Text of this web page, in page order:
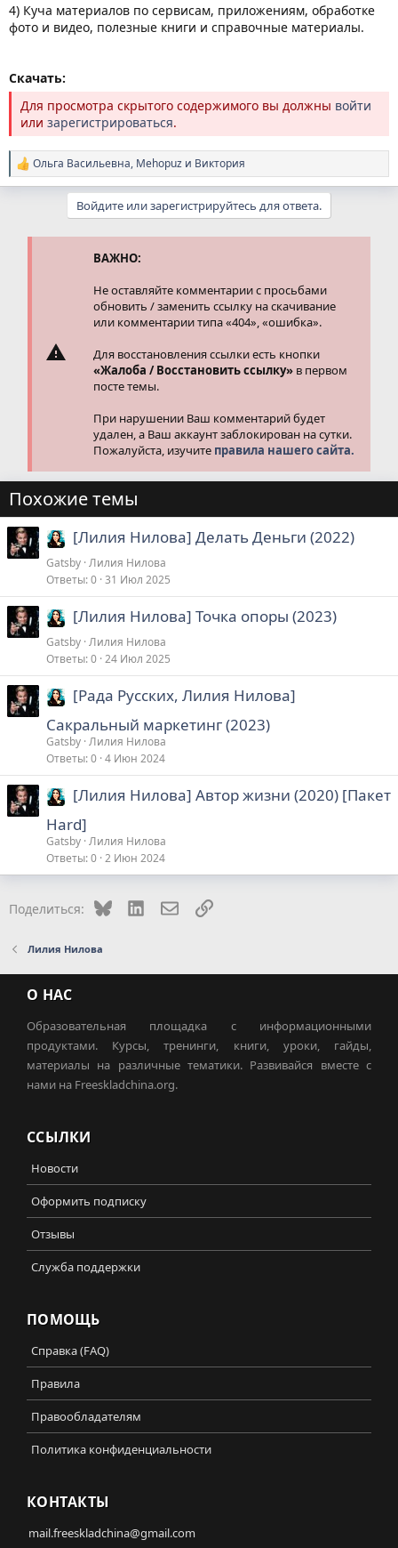
4) Куча материалов по сервисам, приложениям, обработке
фото и видео, полезные книги и справочные материалы.
Скачать:
Для просмотра скрытого содержимого вы должны войти
или зарегистрироваться.
Р
е
Ольга Васильевна, Mehopuz и Виктория
Войдите или зарегистрируйтесь для ответа.
ВАЖНО:
Не оставляйте комментарии с просьбами
обновить / заменить ссылку на скачивание
или комментарии типа «404», «ошибка».
Для восстановления ссылки есть кнопки
«Жалоба / Восстановить ссылку» в первом
посте темы.
При нарушении Ваш комментарий будет
удален, а Ваш аккаунт заблокирован на сутки.
Пожалуйста, изучите правила нашего сайта.
Похожие темы
[Лилия Нилова] Делать Деньги (2022)
Gatsby Лилия Нилова
Ответы 0 31 Июл 2025
[Лилия Нилова] Точка опоры (2023)
Gatsby Лилия Нилова
Ответы 0 24 Июл 2025
[Рада Русских, Лилия Нилова]
Сакральный маркетинг (2023)
Gatsby Лилия Нилова
Ответы 0 4 Июн 2024
[Лилия Нилова] Автор жизни (2020) [Пакет
Hard]
Gatsby Лилия Нилова
Ответы 0 2 Июн 2024
Поделиться: Bluesky LinkedInЭлектронная почта
Ссылка
Лилия Нилова
О НАС
Образовательная площадка с информационными
продуктами. Курсы, тренинги, книги, уроки, гайды,
материалы на различные тематики. Развивайся вместе с
нами на Freeskladchina.org.
ССЫЛКИ
Новости
Оформить подписку
Отзывы
Служба поддержки
ПОМОЩЬ
Справка (FAQ)
Правила
Правообладателям
Политика конфиденциальности
КОНТАКТЫ
mail.freeskladchina@gmail.com